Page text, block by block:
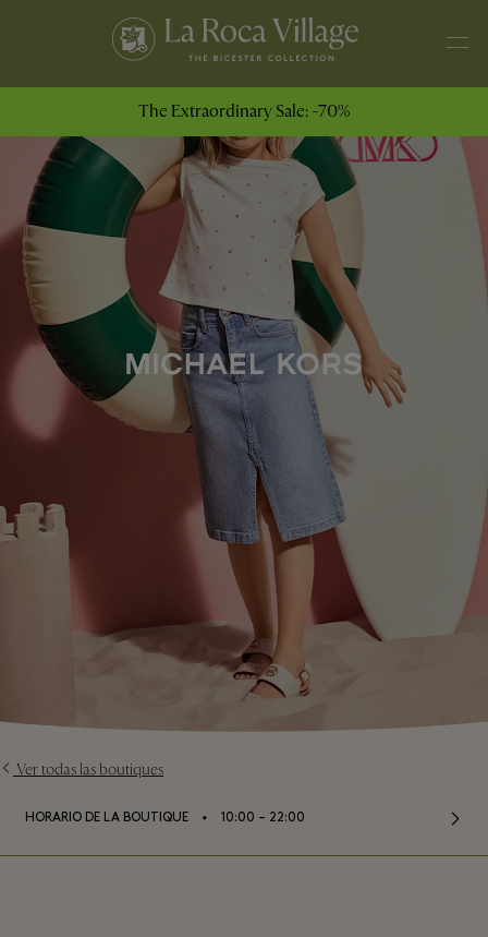
The Extraordinary Sale: -70%
Ver todas las boutiques
HORARIO DE LA BOUTIQUE ⬩ 10:00 – 22:00